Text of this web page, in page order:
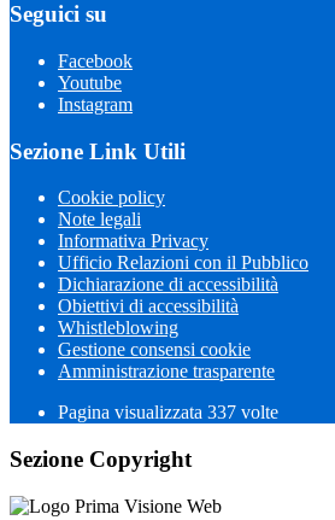
Seguici su
Facebook
Youtube
Instagram
Sezione Link Utili
Cookie policy
Note legali
Informativa Privacy
Ufficio Relazioni con il Pubblico
Dichiarazione di accessibilità
Obiettivi di accessibilità
Whistleblowing
Gestione consensi cookie
Amministrazione trasparente
Pagina visualizzata 337 volte
Sezione Copyright